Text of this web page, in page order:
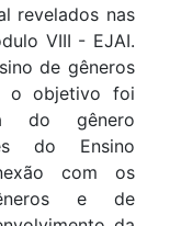
revelados nas
VIII - EJAI.
de gêneros
o objetivo foi
do gênero
do Ensino
com os
e de